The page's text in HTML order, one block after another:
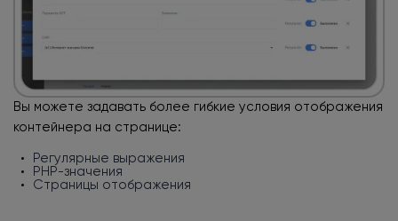
Вы можете задавать более гибкие условия отображения
контейнера на странице:
Регулярные выражения
PHP-значения
Страницы отображения